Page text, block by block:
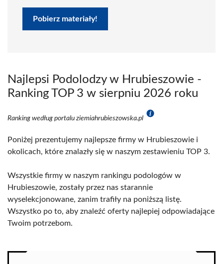
Pobierz materiały!
Najlepsi Podolodzy w Hrubieszowie -
Ranking TOP 3 w sierpniu 2026 roku
Ranking według portalu ziemiahrubieszowska.pl
Poniżej prezentujemy najlepsze firmy w Hrubieszowie i
okolicach, które znalazły się w naszym zestawieniu TOP 3.
Wszystkie firmy w naszym rankingu podologów w
Hrubieszowie, zostały przez nas starannie
wyselekcjonowane, zanim trafiły na poniższą listę.
Wszystko po to, aby znaleźć oferty najlepiej odpowiadające
Twoim potrzebom.